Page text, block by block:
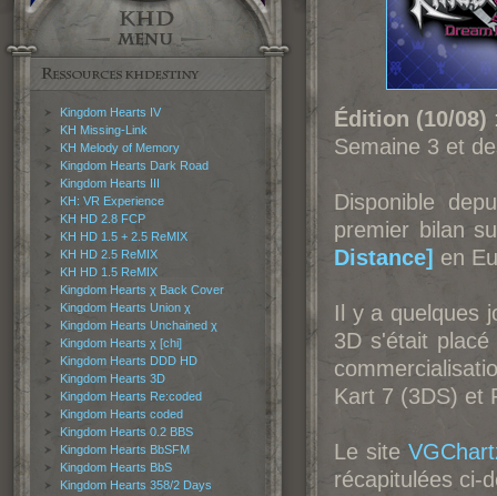
Kingdom Hearts IV
KH Missing-Link
KH Melody of Memory
Kingdom Hearts Dark Road
Kingdom Hearts III
KH: VR Experience
KH HD 2.8 FCP
KH HD 1.5 + 2.5 ReMIX
KH HD 2.5 ReMIX
KH HD 1.5 ReMIX
Kingdom Hearts χ Back Cover
Kingdom Hearts Union χ
Kingdom Hearts Unchained χ
Kingdom Hearts χ [chi]
Kingdom Hearts DDD HD
Kingdom Hearts 3D
Kingdom Hearts Re:coded
Kingdom Hearts coded
Kingdom Hearts 0.2 BBS
Kingdom Hearts BbSFM
Kingdom Hearts BbS
Kingdom Hearts 358/2 Days
Édition (10/08)
Semaine 3 et
Disponible
premier bilan
Distance] en
Il y a quelques
3D s'était
Kart 7 (3DS) et
Le site
récapitulées ci-